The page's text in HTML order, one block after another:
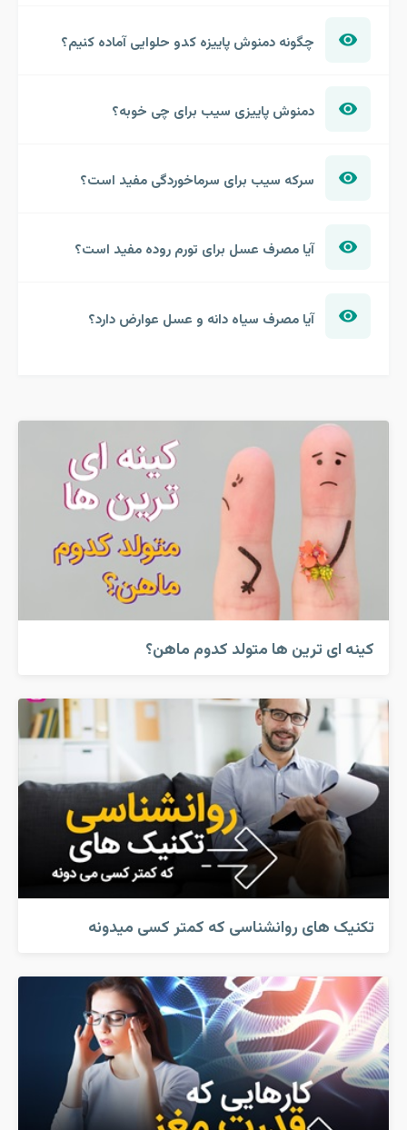
چگونه دمنوش پاییزه کدو حلوایی آماده کنیم؟
دمنوش پاییزی سیب برای چی خوبه؟
سرکه سیب برای سرماخوردگی مفید است؟
آیا مصرف عسل برای تورم روده مفید است؟
آیا مصرف سیاه دانه و عسل عوارض دارد؟
کینه ای ترین ها متولد کدوم ماهن؟
تکنیک های روانشناسی که کمتر کسی میدونه